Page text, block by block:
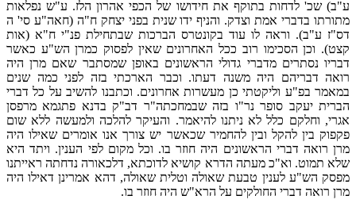
ע"ב) שכ' לדחות בתוקף את חידושו של הכפי אהרון הלז. ע"ש נפלאות
מתורתו בדברי אמת וצדק. והניף ידו שנית בפני יצחק ח"ה (חאה"ע סי' ה
דס"ז ע"ב). וראה לו עוד בקונטרס הברכות שבתחילת פנ"י ח"א (אות
קצט). וכן הסכימו רוב ככל האחרונים שאין לפסוק כמרן הש"ע כאשר
דבריו נסתרים מדברי גדולי הראשונים באופן שמסתבר שאם מרן היה
רואה דבריהם היה משנה דעתו. וכבר הארכתי בזה לפני כמה שנים
במאמר בפ"ע וליקטתי כן מעשרות אחרונים. וכתבנו להשיב על כל דברי
הברית יעקב סופר נר"ו בזה שבמחכתה"ר דב"ק בדנא פתגמא מרפסן
אגרי, וחלקם כלל לא ניתנו להיאמר. והעיקר להלכה ולמעשה ללא שום
פקפוק בין להקל ובין להחמיר שכאשר יש צורך אנו אומרים שאילו היה
מרן רואה דברי הראשונים היה חוזר בו. וכל מקום לפי הענין. ויתד היא
שלא תמוט. וא"כ מעתה הדרא קושיא לדוכתא, דלכאורה נדחתה ראייתנו
מפסק הש"ע לענין טבעת שאולה וטלית שאולה, דהא אמרינן דאילו היה
מרן רואה דברי החולקים על הרא"ש היה חוזר בו.